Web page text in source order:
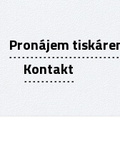
Pronájem
Kontakt